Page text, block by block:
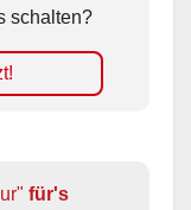
schalten?
für's